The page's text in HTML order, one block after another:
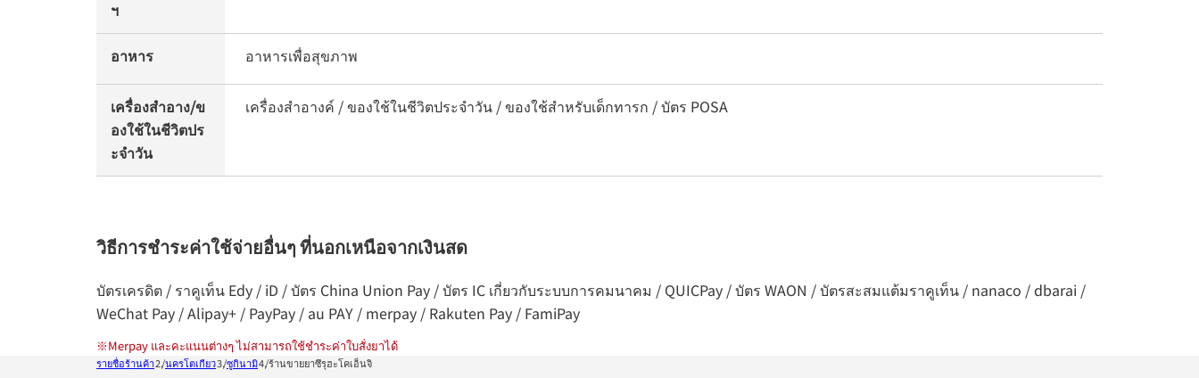
ฯ
อาหาร อาหารเพื่อสุขภาพ
เครื่องสำอาง/ข
องใช้ในชีวิตปร
ะจำวัน
เครื่องสำอางค์ / ของใช้ในชีวิตประจำวัน / ของใช้สำหรับเด็กทารก / บัตร POSA
วิธีการชำระค่าใช้จ่ายอื่นๆ ที่นอกเหนือจากเงินสด
บัตรเครดิต / ราคูเท็น Edy / iD / บัตร China Union Pay / บัตร IC เกี่ยวกับระบบการคมนาคม / QUICPay / บัตร WAON / บัตรสะสมแต้มราคูเท็น / nanaco / dbarai /
WeChat Pay / Alipay+ / PayPay / au PAY / merpay / Rakuten Pay / FamiPay
※Merpay และคะแนนต่างๆ ไม่สามารถใช้ชำระค่าใบสั่งยาได้
รายชื่อร้านค้า นครโตเกียว ซูกินามิ ร้านขายยาซึรุฮะโคเอ็นจิ